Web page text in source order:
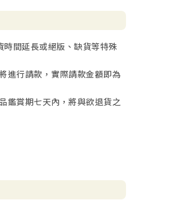
間延長或絕版、缺貨等特殊
進行請款，實際請款金額即為
鑑賞期七天內，將與欲退貨之